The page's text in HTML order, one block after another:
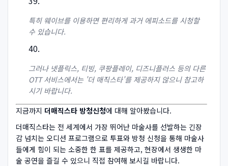
특히 웨이브를 이용하면 편리하게 과거 에피소드를 시청할
수 있습니다.
그러나 넷플릭스, 티빙, 쿠팡플레이, 디즈니플러스 등의 다른
OTT 서비스에서는 '더 매직스타'를 제공하지 않으니 참고하
시기 바랍니다.
지금까지 더매직스타 방청신청에 대해 알아봤습니다.
더매직스타는 전 세계에서 가장 뛰어난 마술사를 선발하는 긴장
감 넘치는 오디션 프로그램으로 투표와 방청 신청을 통해 마술사
들에게 힘이 되는 소중한 한 표를 제공하고, 현장에서 생생한 마
술 공연을 즐길 수 있으니 직접 참여해 보시길 바랍니다.